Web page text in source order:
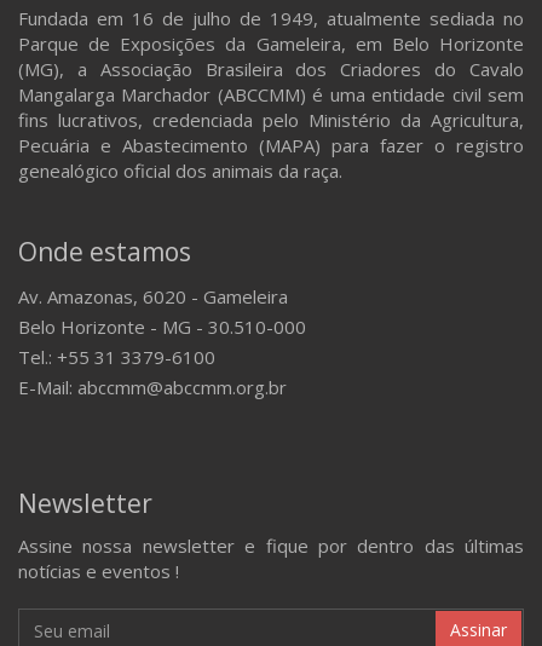
Fundada em 16 de julho de 1949, atualmente sediada no
Parque de Exposições da Gameleira, em Belo Horizonte
(MG), a Associação Brasileira dos Criadores do Cavalo
Mangalarga Marchador (ABCCMM) é uma entidade civil sem
fins lucrativos, credenciada pelo Ministério da Agricultura,
Pecuária e Abastecimento (MAPA) para fazer o registro
genealógico oficial dos animais da raça.
Onde estamos
Av. Amazonas, 6020 - Gameleira
Belo Horizonte - MG - 30.510-000
Tel.: +55 31 3379-6100
E-Mail: abccmm@abccmm.org.br
Newsletter
Assine nossa newsletter e fique por dentro das últimas
notícias e eventos !
Assinar